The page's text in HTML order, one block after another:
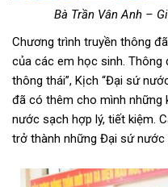
Bà Trần Vân Anh –
Chương trình truyền thông
của các em học sinh.
thông thái”, Kịch “Đại sứ
đã có thêm cho mình những
nước sạch hợp lý, tiết kiệm.
trở thành những Đại sứ nước